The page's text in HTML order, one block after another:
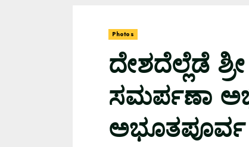
Photos
ದೇಶದೆಲ್ಲೆಡೆ
ಸಮರ್ಪಣಾ
ಅಭೂತಪೂರ್ವ